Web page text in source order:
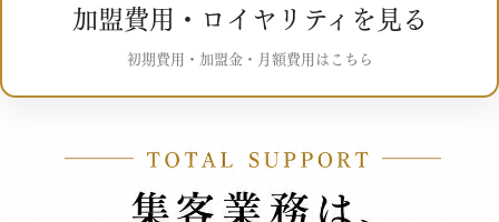
加盟費用・ロイヤリティを見る
初期費用・加盟金・月額費用はこちら